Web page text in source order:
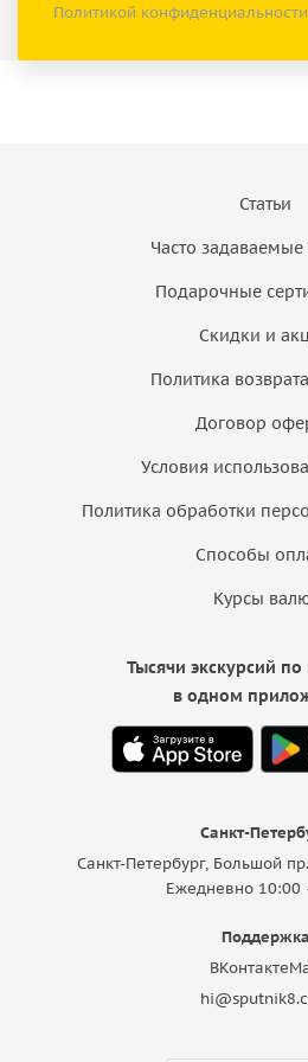
Политикой конфиденциальности
Статьи
Часто
Подарочные
Скидки и
Политика
Договор
Условия
Политика обработки
Способы
Курсы
Санкт-
Санкт-Петербург, Большой
Ежедневно 10:00
Поддержка
ВКонтакте
Тысячи экскурсий
в одном